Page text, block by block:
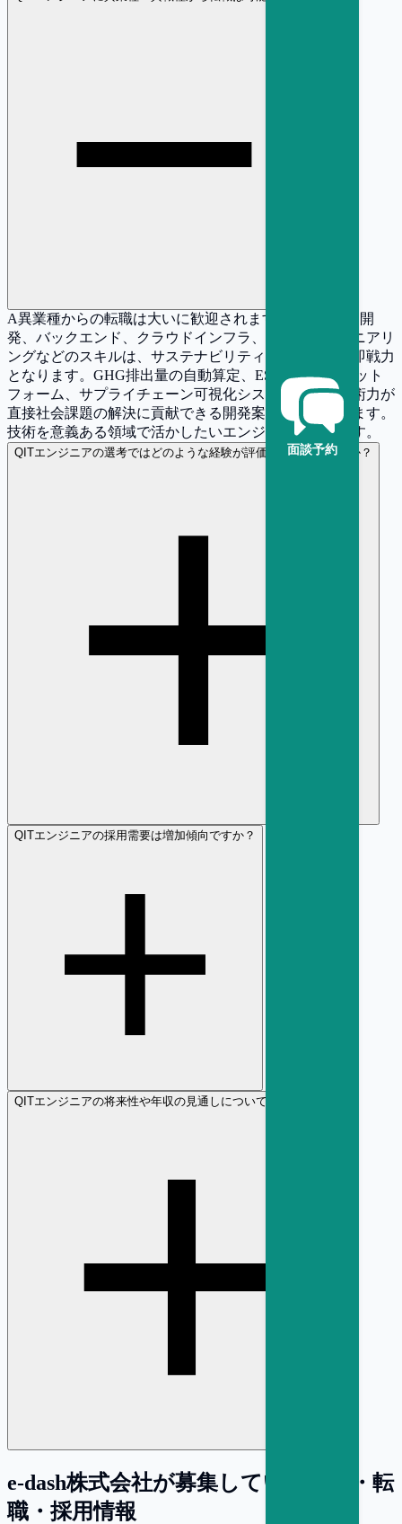
面談予約
A異業種からの転職は大いに歓迎されます。Webアプリ開
発、バックエンド、クラウドインフラ、データエンジニアリ
ングなどのスキルは、サステナビリティテック領域で即戦力
となります。GHG排出量の自動算定、ESGデータプラット
フォーム、サプライチェーン可視化システムなど、技術力が
直接社会課題の解決に貢献できる開発案件が増えています。
技術を意義ある領域で活かしたいエンジニアに最適です。
Q ITエンジニアの選考ではどのような経験が評価されやすいですか？
Q ITエンジニアの採用需要は増加傾向ですか？
Q ITエンジニアの将来性や年収の見通しについて教えてください
e-dash株式会社が募集している求人・転
職・採用情報